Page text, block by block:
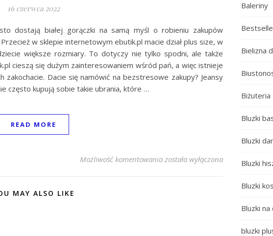
16 czerwca 2022
dostają białej gorączki na samą myśl o robieniu zakupów
w sklepie internetowym ebutik.pl macie dział plus size, w
większe rozmiary. To dotyczy nie tylko spodni, ale także
cieszą się dużym zainteresowaniem wśród pań, a więc istnieje
Dacie się namówić na bezstresowe zakupy? Jeansy
często kupują sobie takie ubrania, które …
READ MORE
Możliwość komentowania Jeansy damskie plus size –
została wyłączona
MAY ALSO LIKE
Baleriny
Bielizna
Biżuteria
Bluzki
Bluzki
Bluzki
Bluzki
Bluzki
bluzki